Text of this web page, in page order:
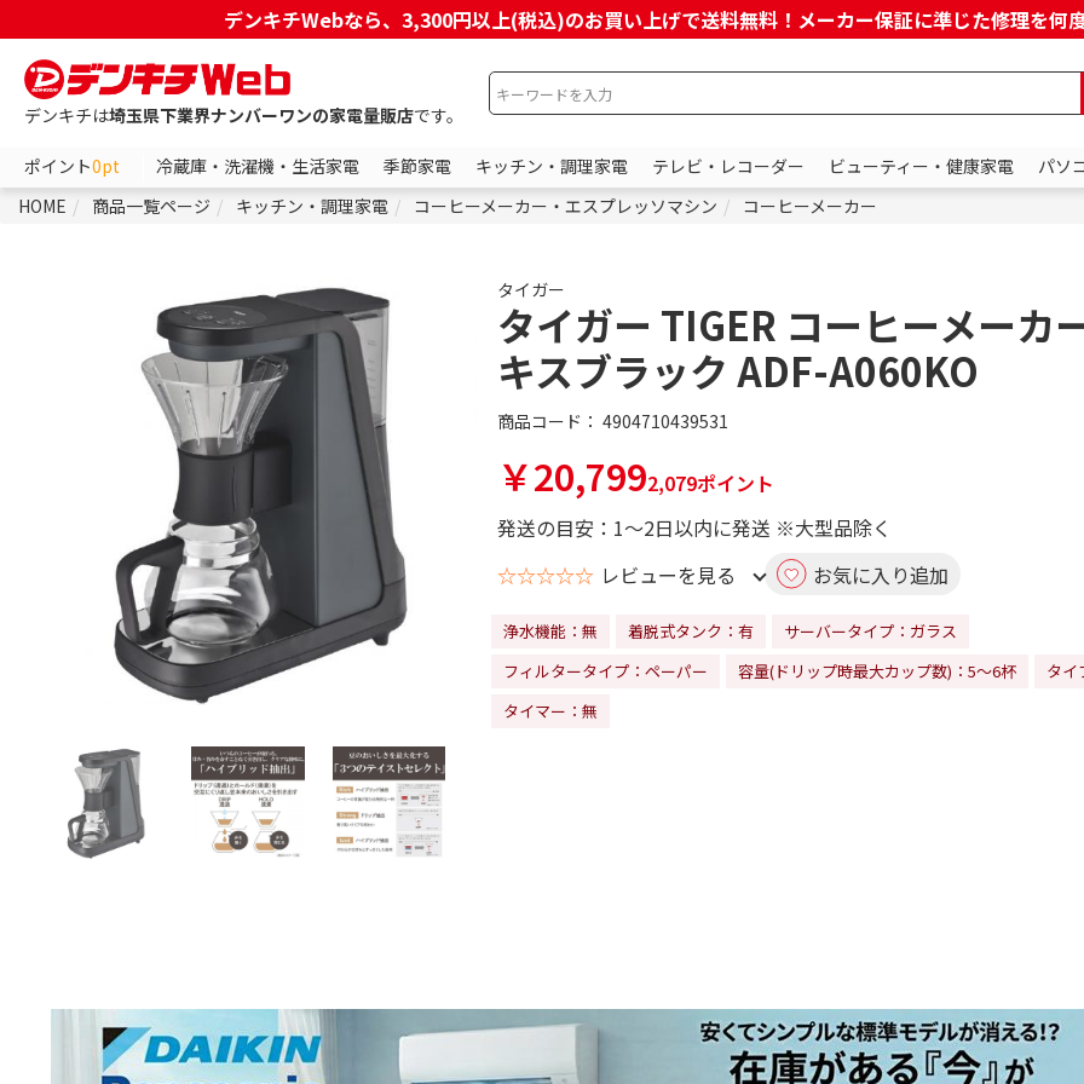
デンキチWebなら、3,300円以上(税込)のお買い上げで送料無料！メーカー保証に準じた修理を何
デンキチは埼玉県下業界ナンバーワンの家電量販店です。
ポイント0pt 冷蔵庫・洗濯機・生活家電 季節家電 キッチン・調理家電 テレビ・レコーダー ビューティー・健康家電 パソ
HOME
商品一覧ページ キッチン・調理家電 コーヒーメーカー・エスプレッソマシン コーヒーメーカー
タイガー
タイガー TIGER コーヒーメーカ
キスブラック ADF-A060KO
商品コード： 4904710439531
￥20,7992,079ポイント
発送の目安：1～2日以内に発送 ※大型品除く
☆☆☆☆☆ レビューを見る お気に入り追加
浄水機能：無 着脱式タンク：有
サーバータイプ：ガラス
フィルタータイプ：ペーパー
容量(ドリップ時最大カップ数)：5～6杯
タイ
タイマー：無